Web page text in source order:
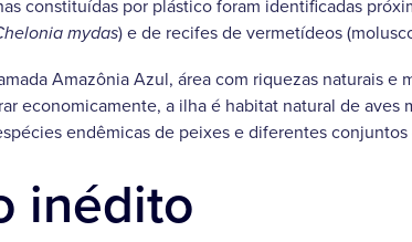
constituídas por plástico foram identificadas
mydas) e de recifes de vermetídeos
Amazônia Azul, área com riquezas naturais e
economicamente, a ilha é habitat natural de aves
endêmicas de peixes e diferentes conjuntos
inédito